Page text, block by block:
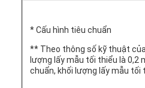
* Cấu hình tiêu chuẩn
** Theo thông số kỹ thuật
lượng lấy mẫu tối thiểu là 0,2
chuẩn, khối lượng lấy mẫu tối